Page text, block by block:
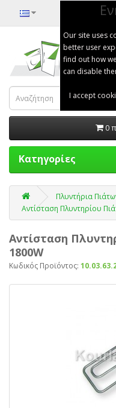
Our site uses
better user
find out how
can disable
I accept
0
Κατηγορίες
Πλυντήρια
Αντίσταση Πλυντηρίου
Αντίσταση
1800W
Κωδικός Προϊόντος: